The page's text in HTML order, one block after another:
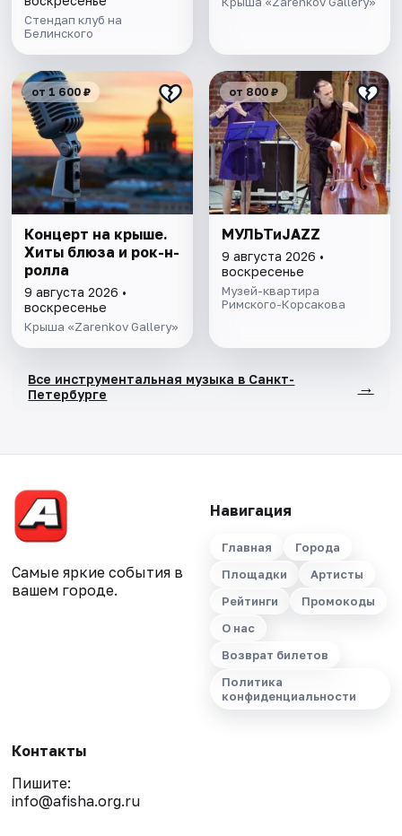
Стендап клуб на
Белинского
от 1 600 ₽
Концерт на крыше.
Хиты блюза и рок-н-
ролла
9 августа 2026 •
воскресенье
Крыша «Zarenkov Gallery»
от 800 ₽
МУЛЬТиJAZZ
9 августа 2026 •
воскресенье
Музей-квартира
Римского-Корсакова
Все инструментальная музыка в Санкт-
Петербурге
→
Самые яркие события в
вашем городе.
Навигация
Главная
Города
Площадки
Артисты
Рейтинги
Промокоды
О нас
Возврат билетов
Политика
конфиденциальности
Контакты
Пишите:
info@afisha.org.ru